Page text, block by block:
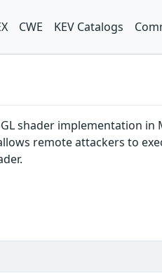
CWE KEV Catalogs
shader implementation
remote attackers to